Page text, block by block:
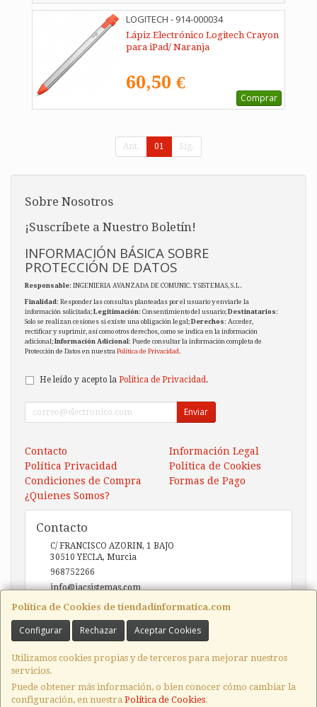
LOGITECH - 914-000034
Lápiz Electrónico Logitech Crayon
para iPad/ Naranja
60,50 €
Comprar
Ant. 01 Sig.
Política de Cookies de tiendadinformatica.com
Configurar Rechazar Aceptar Cookies
Utilizamos cookies propias y de terceros para mejorar nuestros
servicios.
Puede obtener más información, o bien conocer cómo cambiar la
configuración, en nuestra Política de Cookies.
Sobre Nosotros
¡Suscríbete a Nuestro Boletín!
INFORMACIÓN BÁSICA SOBRE
PROTECCIÓN DE DATOS
Responsable: INGENIERIA AVANZADA DE COMUNIC. Y SISTEMAS, S.L.
Finalidad: Responder las consultas planteadas por el usuario y enviarle la
información solicitada;Legitimación: Consentimiento del usuario;Destinatarios:
Solo se realizan cesiones si existe una obligación legal;Derechos: Acceder,
rectificar y suprimir, así como otros derechos, como se indica en la información
adicional;Información Adicional: Puede consultar la información completa de
Protección de Datos en nuestra Política de Privacidad.
He leído y acepto la Política de Privacidad .
Enviar
Contacto
Información Legal
Política Privacidad
Política de Cookies
Condiciones de Compra
Formas de Pago
¿Quienes Somos?
Contacto
C/ FRANCISCO AZORIN, 1 BAJO
30510 YECLA, Murcia
968752266
info@iacsistemas.com
Horario
, , , , España. - C.I.F.: B73123127 - Tfno: